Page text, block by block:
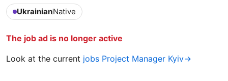
UkrainianNative
The job ad is no longer active
Look at the current jobs Project Manager Kyiv→